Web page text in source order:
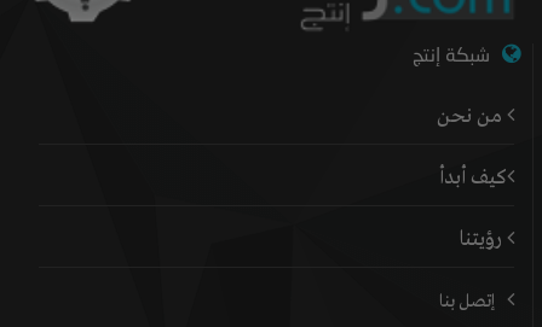
شبكة إنتج
من نحن
كيف أبدأ
رؤيتنا
إتصل بنا